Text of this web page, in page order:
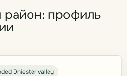
район: профиль
Dniester valley